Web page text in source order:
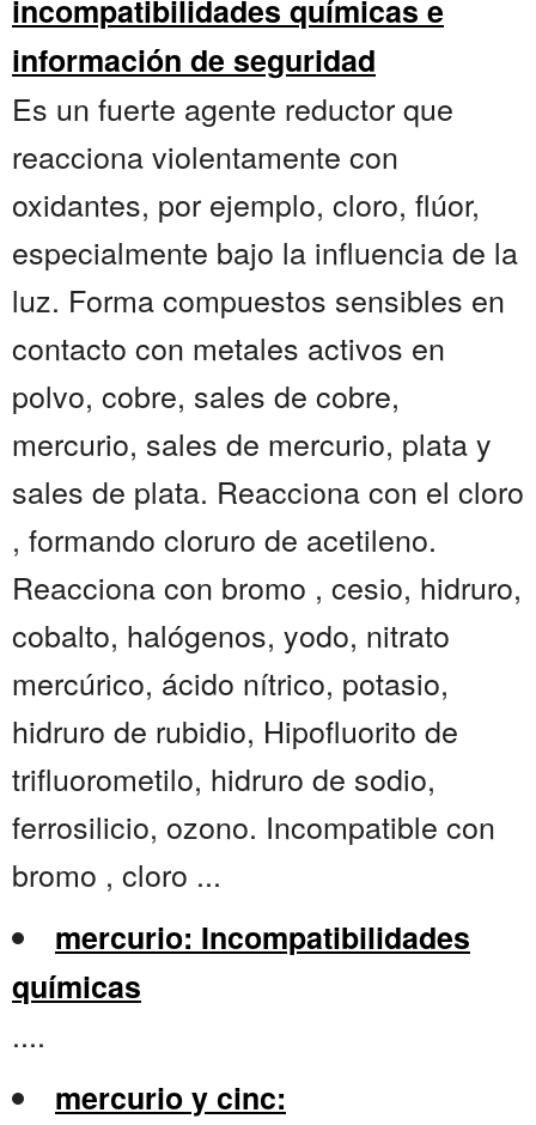
incompatibilidades químicas e
información de seguridad
Es un fuerte agente reductor que
reacciona violentamente con
oxidantes, por ejemplo, cloro, flúor,
especialmente bajo la influencia de la
luz. Forma compuestos sensibles en
contacto con metales activos en
polvo, cobre, sales de cobre,
mercurio, sales de mercurio, plata y
sales de plata. Reacciona con el cloro
, formando cloruro de acetileno.
Reacciona con bromo , cesio, hidruro,
cobalto, halógenos, yodo, nitrato
mercúrico, ácido nítrico, potasio,
hidruro de rubidio, Hipofluorito de
trifluorometilo, hidruro de sodio,
ferrosilicio, ozono. Incompatible con
bromo , cloro ...
mercurio: Incompatibilidades
químicas
....
mercurio y cinc: